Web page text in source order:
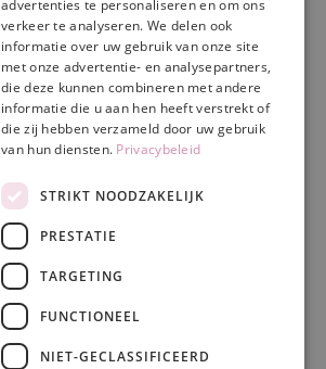
Retourneren
Algemene
voorwaarden
Privacy & Cookie
policy
Disclaimer
advertenties te personaliseren en om ons
verkeer te analyseren. We delen ook
informatie over uw gebruik van onze site
met onze advertentie- en analysepartners,
die deze kunnen combineren met andere
informatie die u aan hen heeft verstrekt of
die zij hebben verzameld door uw gebruik
van hun diensten. Privacybeleid
STRIKT NOODZAKELIJK
PRESTATIE
TARGETING
FUNCTIONEEL
NIET-GECLASSIFICEERD